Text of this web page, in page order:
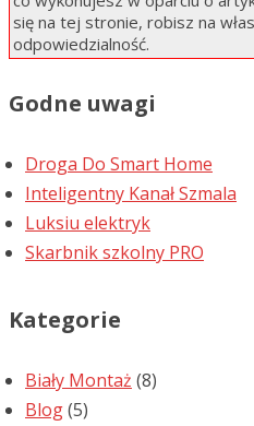
się na tej stronie, robisz na
odpowiedzialność.
Godne uwagi
Droga Do Smart Home
Inteligentny Kanał Szmala
Luksiu elektryk
Skarbnik szkolny PRO
Kategorie
Biały Montaż (8)
Blog(5)